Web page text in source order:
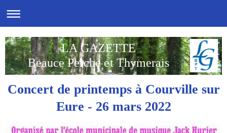
LA GAZETTE
Beauce Perche et Thymerais
Concert de printemps à Courville sur
Eure - 26 mars 2022